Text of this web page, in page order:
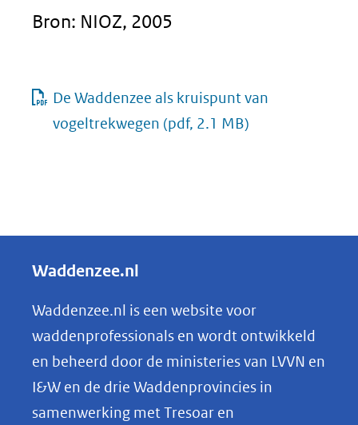
Bron: NIOZ, 2005
De Waddenzee als kruispunt van
vogeltrekwegen (pdf, 2.1 MB)
Waddenzee.nl
Waddenzee.nl is een website voor
waddenprofessionals en wordt ontwikkeld
en beheerd door de ministeries van LVVN en
I&W en de drie Waddenprovincies in
samenwerking met Tresoar en